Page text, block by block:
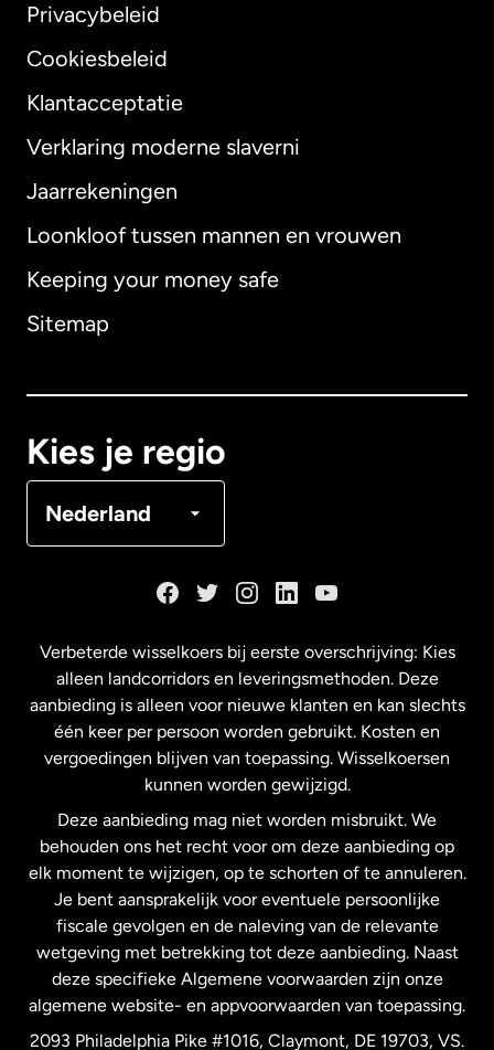
Privacybeleid
Cookiesbeleid
Klantacceptatie
Verklaring moderne slaverni
Jaarrekeningen
Loonkloof tussen mannen en vrouwen
Keeping your money safe
Sitemap
Kies je regio
Nederland
Internationaal English
Australië
Maleisië
Nederland
Nieuw-Zeeland
Spanje
Verenigd Koninkrijk
Verenigde Staten English
Verbeterde wisselkoers bij eerste overschrijving: Kies
alleen landcorridors en leveringsmethoden. Deze
aanbieding is alleen voor nieuwe klanten en kan slechts
één keer per persoon worden gebruikt. Kosten en
vergoedingen blijven van toepassing. Wisselkoersen
kunnen worden gewijzigd.
Deze aanbieding mag niet worden misbruikt. We
behouden ons het recht voor om deze aanbieding op
elk moment te wijzigen, op te schorten of te annuleren.
Je bent aansprakelijk voor eventuele persoonlijke
fiscale gevolgen en de naleving van de relevante
wetgeving met betrekking tot deze aanbieding. Naast
deze specifieke Algemene voorwaarden zijn onze
algemene website- en appvoorwaarden van toepassing.
2093 Philadelphia Pike #1016, Claymont, DE 19703, VS.